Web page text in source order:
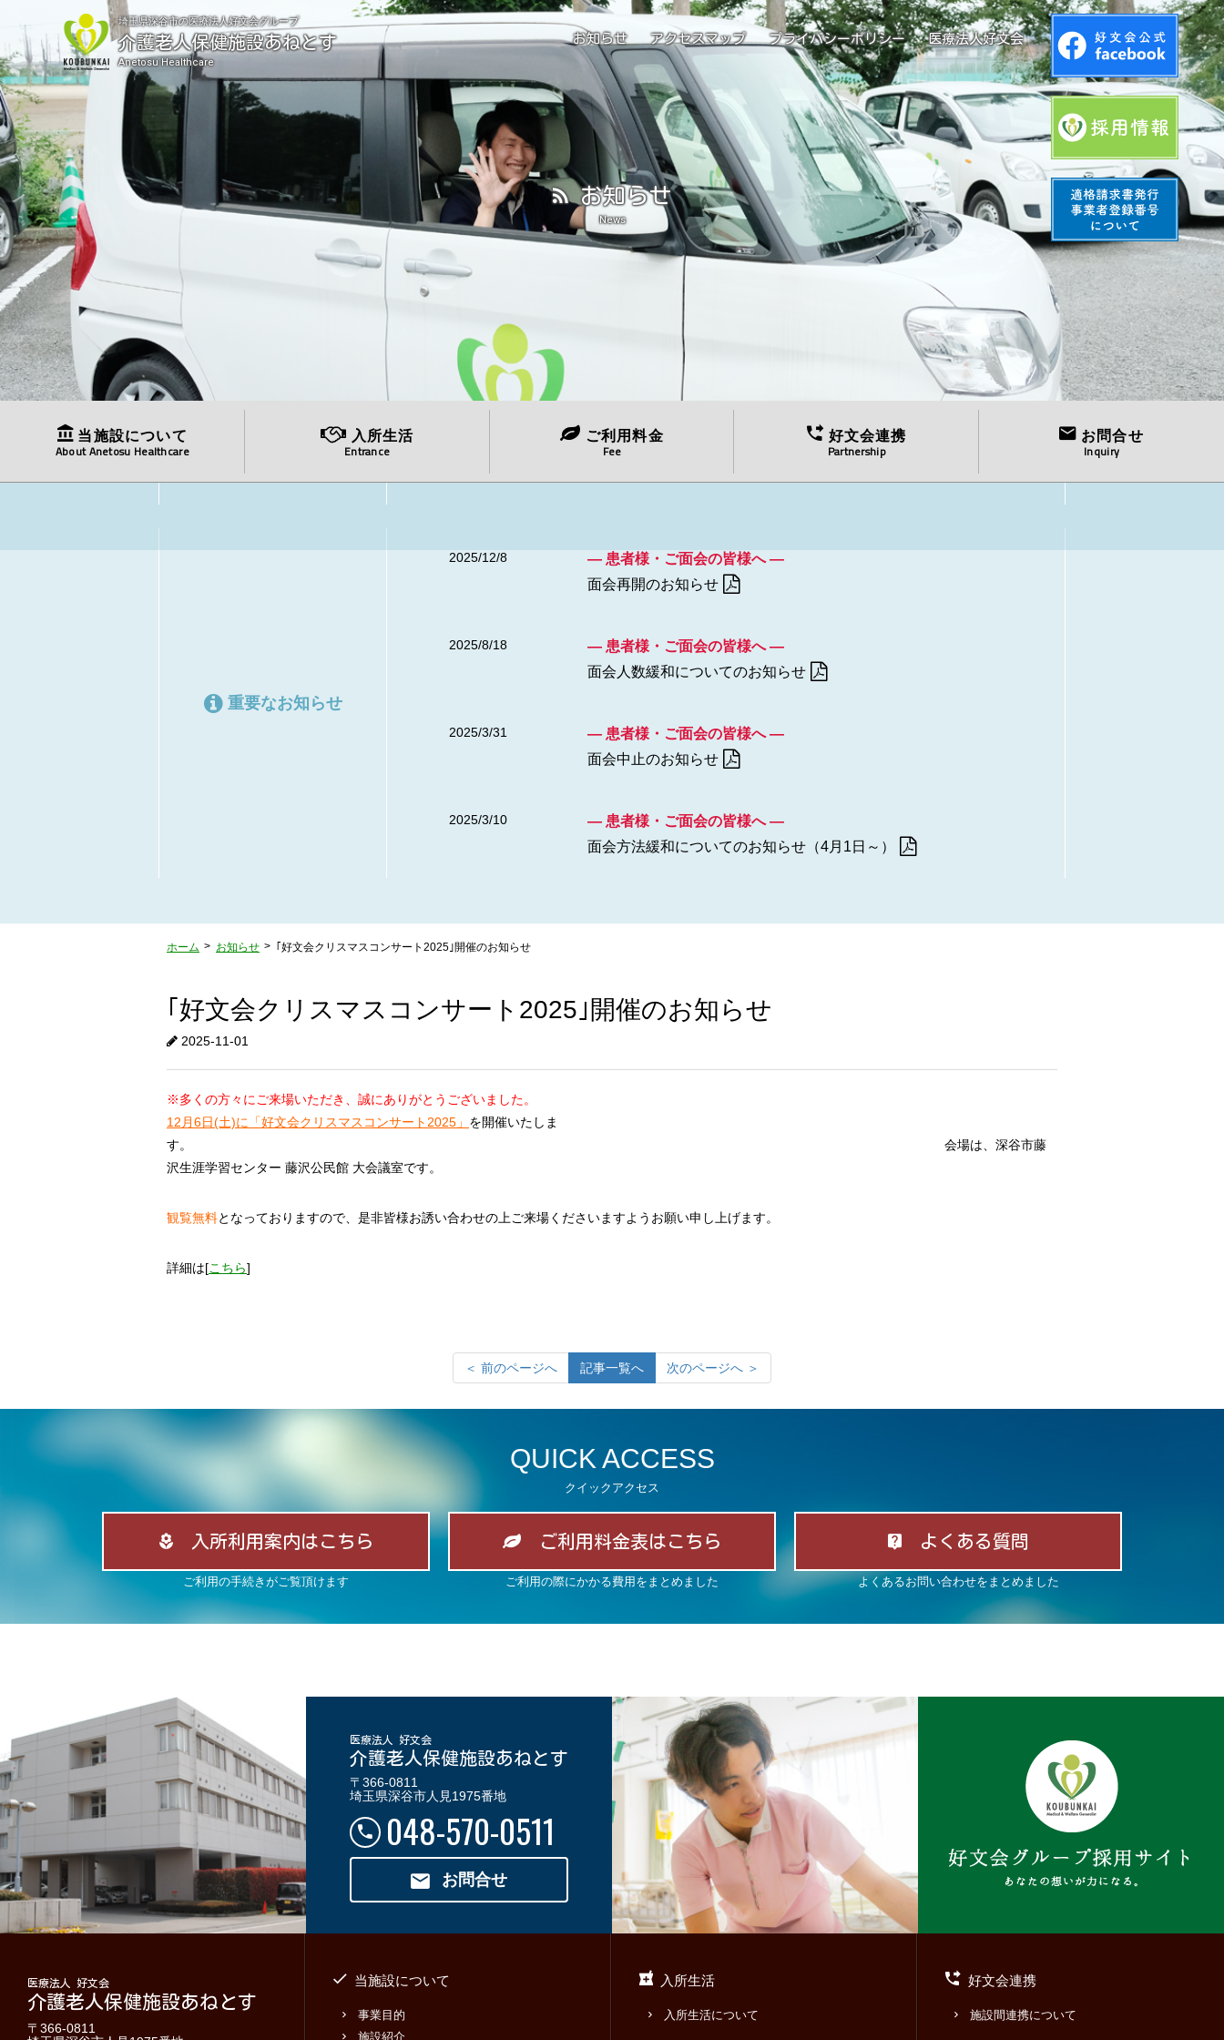
埼玉県深谷市の医療法人好文会グループ
介護老人保健施設あねとす
Anetosu Healthcare
お知らせ アクセスマップ プライバシーポリシー 医療法人好文会
お知らせ
News
2025/12/8
― 患者様・ご面会の皆様へ ―
面会再開のお知らせ
2025/8/18
― 患者様・ご面会の皆様へ ―
面会人数緩和についてのお知らせ
2025/3/31
― 患者様・ご面会の皆様へ ―
面会中止のお知らせ
― 患者様・ご面会の皆様へ ―
面会方法緩和についてのお知らせ（4月1日～）
当施設について
About Anetosu Healthcare
入所生活
Entrance
ご利用料金
Fee
好文会連携
Partnership
お問合せ
Inquiry
重要なお知らせ
2025/12/8
― 患者様・ご面会の皆様へ ―
面会再開のお知らせ
2025/8/18
― 患者様・ご面会の皆様へ ―
面会人数緩和についてのお知らせ
2025/3/31
― 患者様・ご面会の皆様へ ―
面会中止のお知らせ
2025/3/10
― 患者様・ご面会の皆様へ ―
面会方法緩和についてのお知らせ（4月1日～）
ホーム お知らせ ｢好文会クリスマスコンサート2025｣開催のお知らせ
｢好文会クリスマスコンサート2025｣開催のお知らせ
2025-11-01
※多くの方々にご来場いただき、 誠にありがとうございました。
12月6日(土)に「好文会クリスマスコンサート2025」 を開催いたしま
す。 会場は、深谷市藤
沢生涯学習センター 藤沢公民館 大会議室です。
観覧無料となっておりますので、是非皆様お誘い合わせの上ご来場くださいますようお願い申し上げます。
詳細は[こちら]
＜ 前のページへ 記事一覧へ 次のページへ ＞
QUICK ACCESS
クイックアクセス
入所利用案内はこちら
ご利用の手続きがご覧頂けます
ご利用料金表はこちら
ご利用の際にかかる費用をまとめました
よくある質問
よくあるお問い合わせをまとめました
医療法人 好文会
介護老人保健施設あねとす
〒366-0811
埼玉県深谷市人見1975番地
048-570-0511
お問合せ
医療法人 好文会
介護老人保健施設あねとす
〒366-0811
当施設について
事業目的
施設紹介
入所生活
入所生活について
好文会連携
施設間連携について